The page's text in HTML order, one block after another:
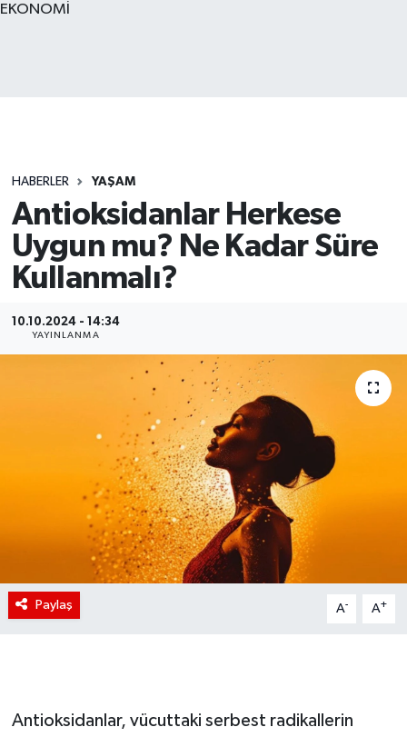
EKONOMİ
HABERLER YAŞAM
Antioksidanlar Herkese
Uygun mu? Ne Kadar Süre
Kullanmalı?
10.10.2024 - 14:34
YAYINLANMA
Paylaş A- A+
Antioksidanlar, vücuttaki serbest radikallerin